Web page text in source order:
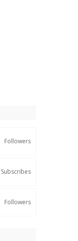
Followers
Subscribes
Followers